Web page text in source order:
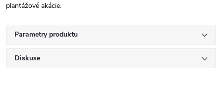
plantážové akácie.
Parametry produktu
Diskuse